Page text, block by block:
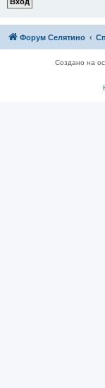
Форум Селятино
Создано на